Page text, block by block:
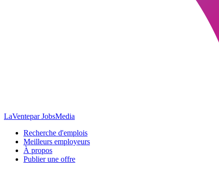
LaVentepar JobsMedia
Recherche d'emplois
Meilleurs employeurs
À propos
Publier une offre